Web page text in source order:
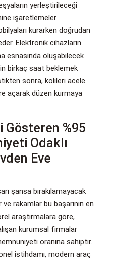
yerleştirileceği
işaretlemeler
kurarken doğrudan
Elektronik cihazların
esnasında oluşabilecek
birkaç saat beklemek
sonra, kolileri acele
açarak düzen kurmaya
%95
Odaklı
Eve
şansa bırakılamayacak
rakamlar bu başarının en
araştırmalara göre,
kurumsal firmalar
oranına sahiptir.
istihdamı, modern araç